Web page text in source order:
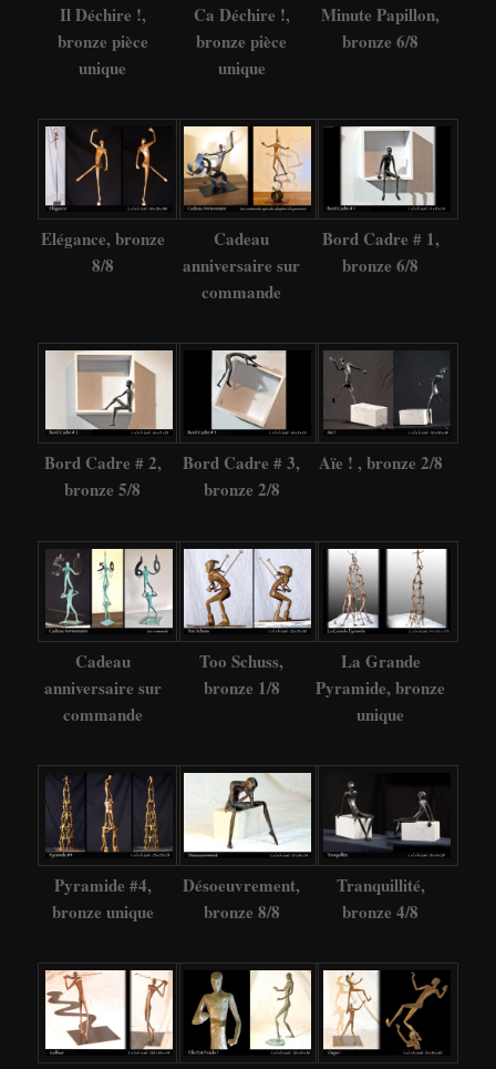
Il Déchire !,
bronze pièce
unique
Ca Déchire !,
bronze pièce
unique
Minute Papillon,
bronze 6/8
Elégance, bronze
8/8
Cadeau
anniversaire sur
commande
Bord Cadre # 1,
bronze 6/8
Bord Cadre # 2,
bronze 5/8
Bord Cadre # 3,
bronze 2/8
Aïe ! , bronze 2/8
Cadeau
anniversaire sur
commande
Too Schuss,
bronze 1/8
La Grande
Pyramide, bronze
unique
Pyramide #4,
bronze unique
Désoeuvrement,
bronze 8/8
Tranquillité,
bronze 4/8